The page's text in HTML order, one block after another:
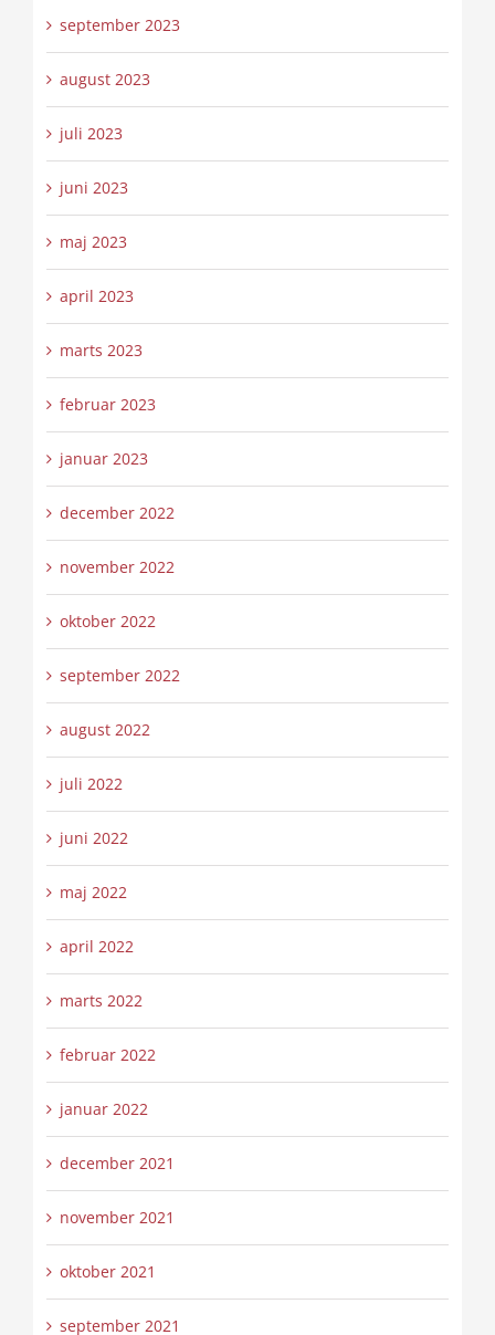
september 2023
august 2023
juli 2023
juni 2023
maj 2023
april 2023
marts 2023
februar 2023
januar 2023
december 2022
november 2022
oktober 2022
september 2022
august 2022
juli 2022
juni 2022
maj 2022
april 2022
marts 2022
februar 2022
januar 2022
december 2021
november 2021
oktober 2021
september 2021